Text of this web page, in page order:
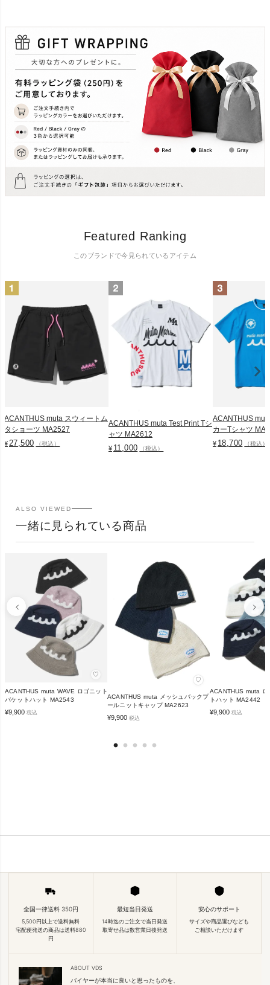
Featured Ranking
このブランドで今見られているアイテム
ACANTHUS muta スウィートム
タショーツ MA2527
¥ 27,500 （税込）
ACANTHUS muta Test Print Tシ
ャツ MA2612
¥ 11,000 （税込）
ACANTHUS
カーTシャツ
¥ 18,700 （税込）
ALSO VIEWED
一緒に見られている商品
♡
ACANTHUS muta WAVE ロゴニット
バケットハット MA2543
¥9,900 税込
♡
ACANTHUS muta メッシュバックプ
ールニットキャップ MA2623
¥9,900 税込
ACANTHUS muta ロ
トハット MA2442
¥9,900 税込
全国一律送料 350円
5,500円以上で送料無料
宅配便発送の商品は送料880
円
最短当日発送
14時迄のご注文で当日発送
取寄せ品は数営業日後発送
安心のサポート
サイズや商品選びなども
ご相談いただけます
ABOUT VDS
バイヤーが本当に良いと思ったものを、